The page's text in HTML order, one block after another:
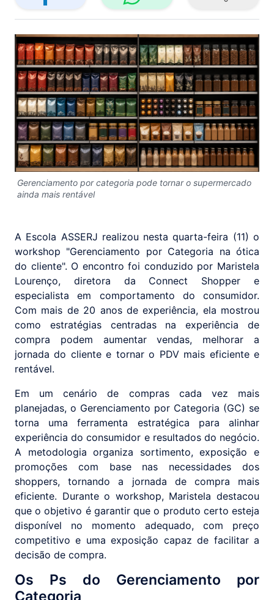
Gerenciamento por categoria pode tornar o supermercado
ainda mais rentável
A Escola ASSERJ realizou nesta quarta-feira (11) o
workshop "Gerenciamento por Categoria na ótica
do cliente". O encontro foi conduzido por Maristela
Lourenço, diretora da Connect Shopper e
especialista em comportamento do consumidor.
Com mais de 20 anos de experiência, ela mostrou
como estratégias centradas na experiência de
compra podem aumentar vendas, melhorar a
jornada do cliente e tornar o PDV mais eficiente e
rentável.
Em um cenário de compras cada vez mais
planejadas, o Gerenciamento por Categoria (GC) se
torna uma ferramenta estratégica para alinhar
experiência do consumidor e resultados do negócio.
A metodologia organiza sortimento, exposição e
promoções com base nas necessidades dos
shoppers, tornando a jornada de compra mais
eficiente. Durante o workshop, Maristela destacou
que o objetivo é garantir que o produto certo esteja
disponível no momento adequado, com preço
competitivo e uma exposição capaz de facilitar a
decisão de compra.
Os Ps do Gerenciamento por
Categoria